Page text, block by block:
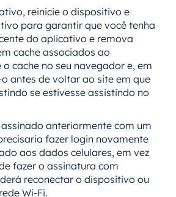
reinicie o dispositivo e
para garantir que você tenha
do aplicativo e remova
cache associados ao
cache no seu navegador e, em
antes de voltar ao site em que
se estivesse assistindo no
assinado anteriormente com um
fazer login novamente
aos dados celulares, em vez
fazer o assinatura com
reconectar o dispositivo ou
Wi-Fi.